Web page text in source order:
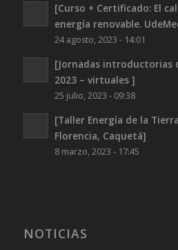
[Curso + Certificado: El
energía renovable.
24 agosto, 2023 - 14:01
[Jornadas introductorias
2023 – virtuales ]
25 julio, 2023 - 09:38
[Taller Energía de la
Florencia, Caquetá]
8 marzo, 2023 - 17:45
NOTICIAS